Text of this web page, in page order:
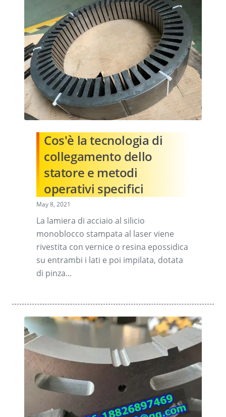
Cos'è la tecnologia di
collegamento dello
statore e metodi
operativi specifici
May 8, 2021
La lamiera di acciaio al silicio
monoblocco stampata al laser viene
rivestita con vernice o resina epossidica
su entrambi i lati e poi impilata, dotata
di pinza...